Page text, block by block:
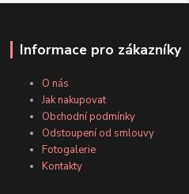
Informace pro zákazníky
O nás
Jak nakupovat
Obchodní podmínky
Odstoupení od smlouvy
Fotogalerie
Kontakty